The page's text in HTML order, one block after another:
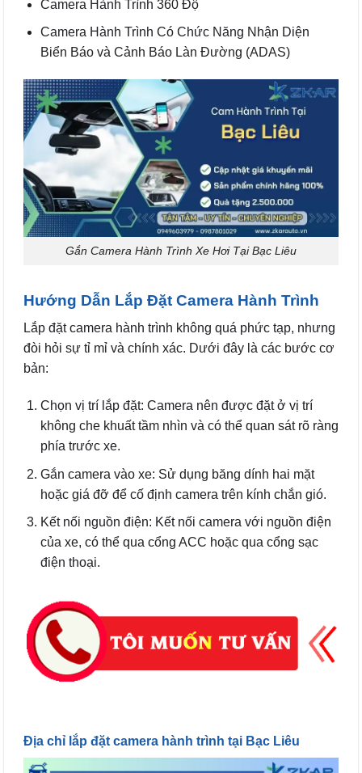
Camera Hành Trình 360 Độ
Camera Hành Trình Có Chức Năng Nhận Diện
Biển Báo và Cảnh Báo Làn Đường (ADAS)
Gắn Camera Hành Trình Xe Hơi Tại Bạc Liêu
Hướng Dẫn Lắp Đặt Camera Hành Trình
Lắp đặt camera hành trình không quá phức tạp, nhưng
đòi hỏi sự tỉ mỉ và chính xác. Dưới đây là các bước cơ
bản:
Chọn vị trí lắp đặt: Camera nên được đặt ở vị trí
không che khuất tầm nhìn và có thể quan sát rõ ràng
phía trước xe.
Gắn camera vào xe: Sử dụng băng dính hai mặt
hoặc giá đỡ để cố định camera trên kính chắn gió.
Kết nối nguồn điện: Kết nối camera với nguồn điện
của xe, có thể qua cổng ACC hoặc qua cổng sạc
điện thoại.
Địa chỉ lắp đặt camera hành trình tại Bạc Liêu